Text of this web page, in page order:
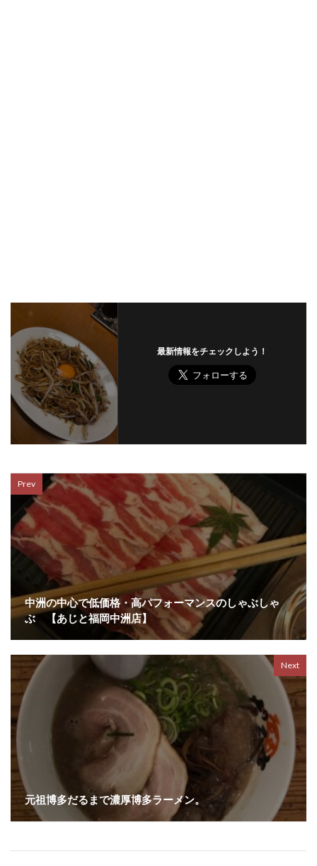
最新情報をチェックしよう！
Prev
中洲の中心で低価格・高パフォーマンスのしゃぶしゃ
ぶ 【あじと福岡中洲店】
Next
元祖博多だるまで濃厚博多ラーメン。